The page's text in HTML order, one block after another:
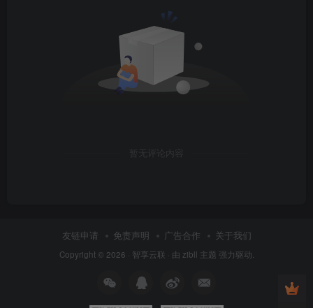
暂无评论内容
友链申请 免责声明 广告合作 关于我们
Copyright © 2026 · 智享云联 · 由 zibll 主题 强力驱动.